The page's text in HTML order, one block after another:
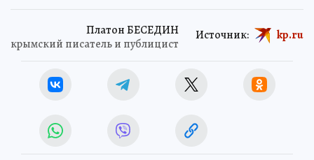
Платон БЕСЕДИН
крымский писатель и публицист
Источник: kp.ru